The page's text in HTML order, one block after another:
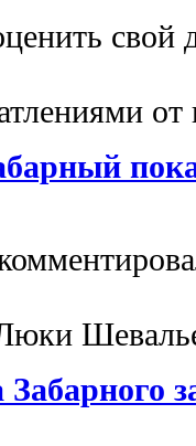
свой
от
Забарного